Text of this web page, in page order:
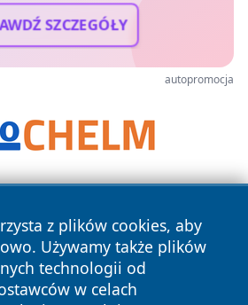
SZCZEGÓŁY
autopromocja
z plików cookies, aby
Używamy także plików
technologii od
w celach
Wszystkie prawa